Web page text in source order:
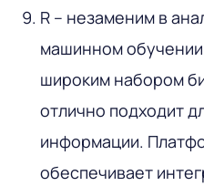
R – незаменим в
машинном
широким набором
отлично подходит
информации.
обеспечивает